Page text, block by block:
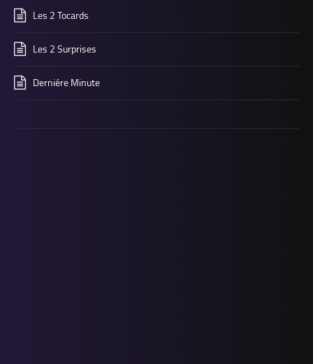
Les 2 Tocards
Les 2 Surprises
Derniére Minute